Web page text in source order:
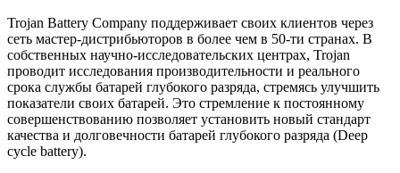
Trojan Battery Company поддерживает своих клиентов через
сеть мастер-дистрибьюторов в более чем в 50-ти странах. В
собственных научно-исследовательских центрах, Trojan
проводит исследования производительности и реального
срока службы батарей глубокого разряда, стремясь улучшить
показатели своих батарей. Это стремление к постоянному
совершенствованию позволяет установить новый стандарт
качества и долговечности батарей глубокого разряда (Deep
cycle battery).